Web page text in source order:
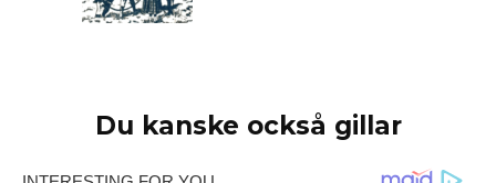
Du kanske också gillar